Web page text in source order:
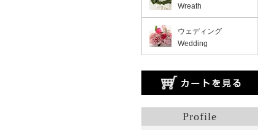
Wreath
ウェディング
Wedding
Profile